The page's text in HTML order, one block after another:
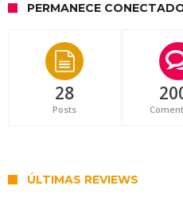
PERMANECE
28
Posts
ÚLTIMAS REVIEWS